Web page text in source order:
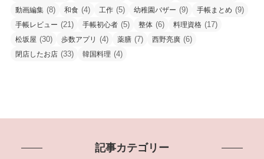
動画編集 (8) 和食 (4) 工作 (5) 幼稚園バザー (9) 手帳まとめ (9)
手帳レビュー (21) 手帳初心者 (5) 整体 (6) 料理資格 (17)
松坂屋 (30) 歩数アプリ (4) 薬膳 (7) 西野亮廣 (6)
閉店したお店 (33) 韓国料理 (4)
記事カテゴリー